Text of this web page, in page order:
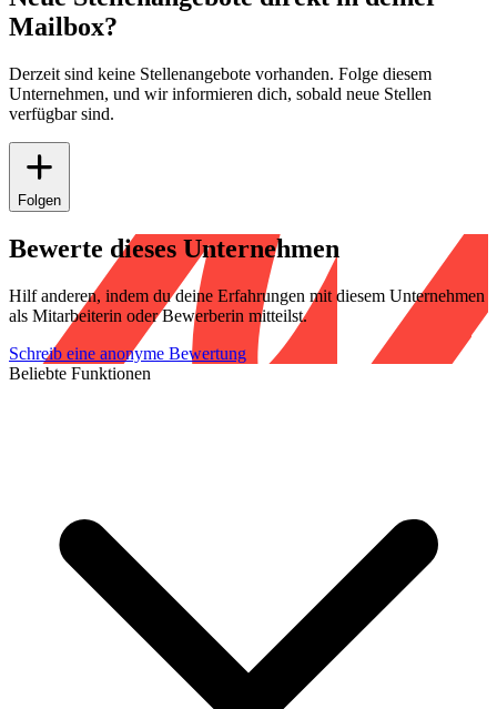
Mailbox?
Derzeit sind keine Stellenangebote vorhanden. Folge diesem
Unternehmen, und wir informieren dich, sobald neue Stellen
verfügbar sind.
Folgen
Bewerte dieses Unternehmen
Hilf anderen, indem du deine Erfahrungen mit diesem Unternehmen
als Mitarbeiterin oder Bewerberin mitteilst.
Schreib eine anonyme Bewertung
Beliebte Funktionen